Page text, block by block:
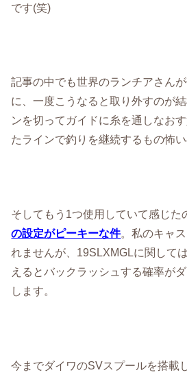
です(笑)
記事の中でも世界のランチアさん
に、一度こうなると取り外すのが
ンを切ってガイドに糸を通しなお
たラインで釣りを継続するもの怖い
そしてもう1つ使用していて感じた
の設定がピーキーな件。私のキャ
れませんが、19SLXMGLに関して
えるとバックラッシュする確率が
します。
今までダイワのSVスプールを搭載